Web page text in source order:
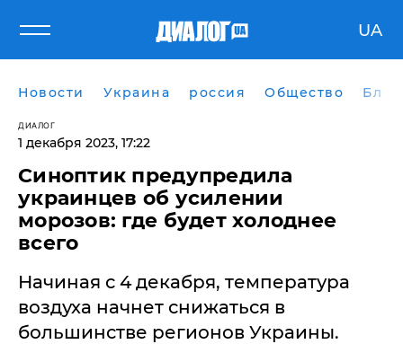
UA
Новости Украина россия Общество
ДИАЛОГ
1 декабря 2023, 17:22
Синоптик предупредила
украинцев об усилении
морозов: где будет холоднее
всего
Начиная с 4 декабря, температура
воздуха начнет снижаться в
большинстве регионов Украины.